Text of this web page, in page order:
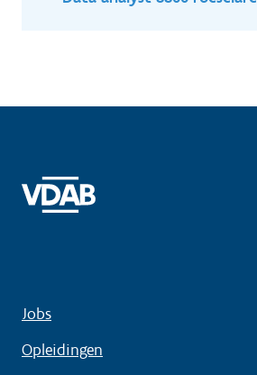
Jobs
Opleidingen